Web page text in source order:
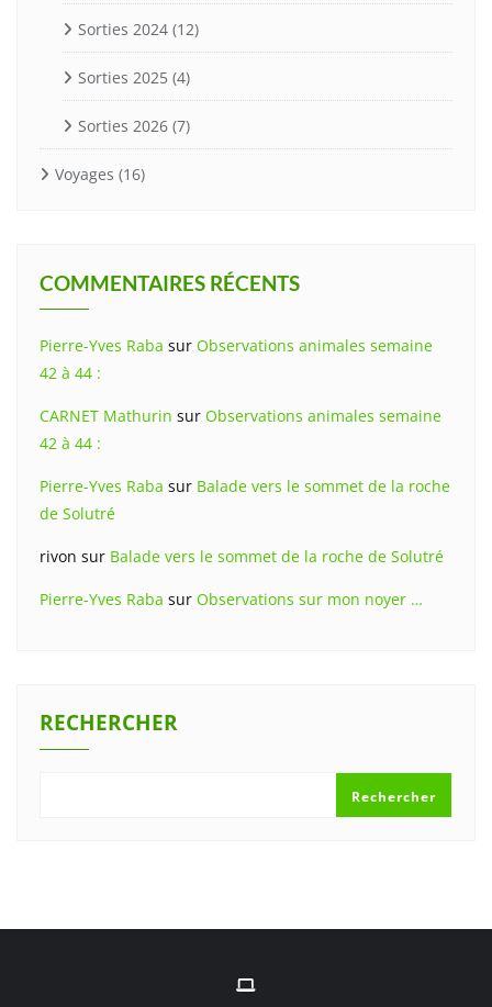
Sorties 2024 (12)
Sorties 2025 (4)
Sorties 2026 (7)
Voyages (16)
COMMENTAIRES RÉCENTS
Pierre-Yves Raba sur Observations animales semaine
42 à 44 :
CARNET Mathurin sur Observations animales semaine
42 à 44 :
Pierre-Yves Raba sur Balade vers le sommet de la roche
de Solutré
rivon sur Balade vers le sommet de la roche de Solutré
Pierre-Yves Raba sur Observations sur mon noyer …
RECHERCHER
Rechercher